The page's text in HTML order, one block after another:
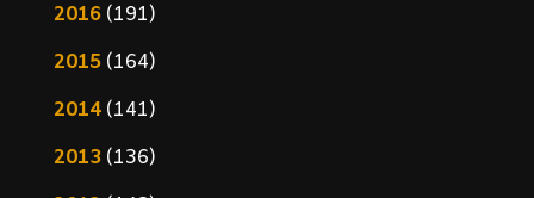
2016(191)
2015(164)
2014(141)
2013(136)